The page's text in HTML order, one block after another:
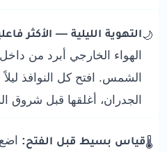
🌙التهوية الليلية — الأكثر
الهواء الخارجي أبرد من
الشمس. افتح كل النوافذ
الجدران، أغلقها قبل شروق
🌡️قياس بسيط قبل الفتح: